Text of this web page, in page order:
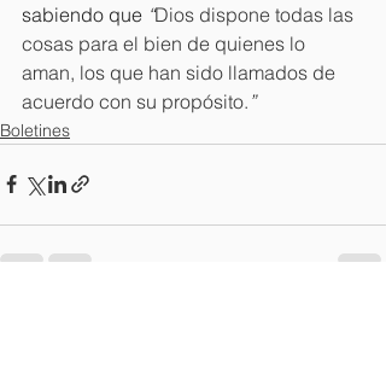
sabiendo que “Dios dispone todas las
cosas para el bien de quienes lo
aman, los que han sido llamados de
acuerdo con su propósito. ”
Boletines